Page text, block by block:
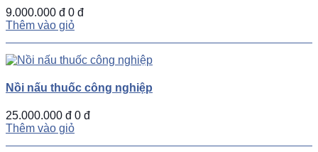
9.000.000 đ 0 đ
Thêm vào giỏ
Nồi nấu thuốc công nghiệp
25.000.000 đ 0 đ
Thêm vào giỏ